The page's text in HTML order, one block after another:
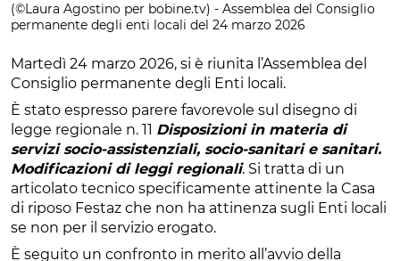
(©Laura Agostino per bobine.tv) - Assemblea del Consiglio
permanente degli enti locali del 24 marzo 2026
Martedì 24 marzo 2026, si è riunita l’Assemblea del
Consiglio permanente degli Enti locali.
È stato espresso parere favorevole sul disegno di
legge regionale n. 11 Disposizioni in materia di
servizi socio-assistenziali, socio-sanitari e sanitari.
Modificazioni di leggi regionali. Si tratta di un
articolato tecnico specificamente attinente la Casa
di riposo Festaz che non ha attinenza sugli Enti locali
se non per il servizio erogato.
È seguito un confronto in merito all’avvio della